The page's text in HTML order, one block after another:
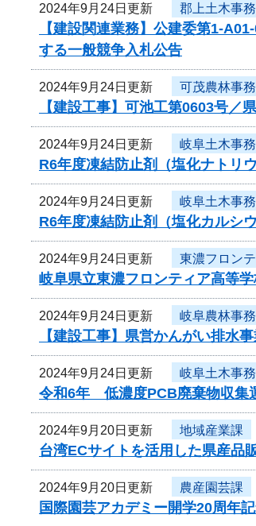
2024年9月24日更新 郡上土木事
【建設関連業務】公建委第1-
する一般競争入札公告
2024年9月24日更新 可茂農林事
【建設工事】可池工第0603号／
2024年9月24日更新 岐阜土木事
R6年度凍結防止剤（塩化ナトリ
2024年9月24日更新 岐阜土木事
R6年度凍結防止剤（塩化カルシ
2024年9月24日更新 東濃フロン
岐阜県立東濃フロンティア高等
2024年9月24日更新 岐阜農林事
【建設工事】県営かんがい排
2024年9月24日更新 岐阜土木事
令和6年 低濃度PCB廃棄物収集
2024年9月20日更新 地域産業課
台湾ECサイトを活用した県産品
2024年9月20日更新 農産園芸課
国際園芸アカデミー開学20周年